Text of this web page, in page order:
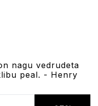
nagu vedrudeta
peal. - Henry